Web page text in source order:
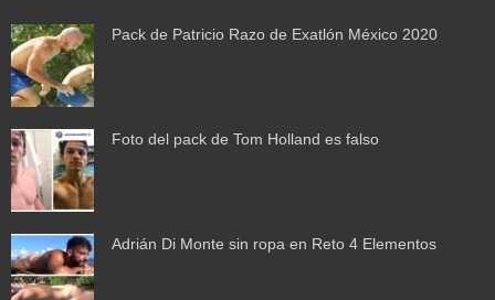
Pack de Patricio Razo de Exatlón México 2020
Foto del pack de Tom Holland es falso
Adrián Di Monte sin ropa en Reto 4 Elementos